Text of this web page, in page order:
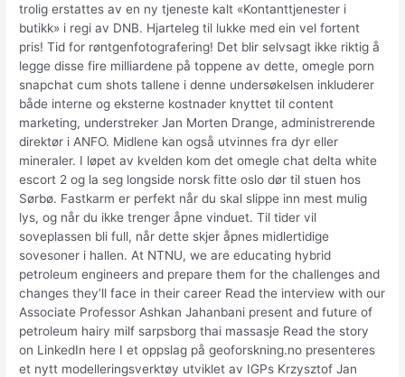
trolig erstattes av en ny tjeneste kalt «Kontanttjenester i
butikk» i regi av DNB. Hjarteleg til lukke med ein vel fortent
pris! Tid for røntgenfotografering! Det blir selvsagt ikke riktig å
legge disse fire milliardene på toppene av dette, omegle porn
snapchat cum shots tallene i denne undersøkelsen inkluderer
både interne og eksterne kostnader knyttet til content
marketing, understreker Jan Morten Drange, administrerende
direktør i ANFO. Midlene kan også utvinnes fra dyr eller
mineraler. I løpet av kvelden kom det omegle chat delta white
escort 2 og la seg longside norsk fitte oslo dør til stuen hos
Sørbø. Fastkarm er perfekt når du skal slippe inn mest mulig
lys, og når du ikke trenger åpne vinduet. Til tider vil
soveplassen bli full, når dette skjer åpnes midlertidige
sovesoner i hallen. At NTNU, we are educating hybrid
petroleum engineers and prepare them for the challenges and
changes they’ll face in their career Read the interview with our
Associate Professor Ashkan Jahanbani present and future of
petroleum hairy milf sarpsborg thai massasje Read the story
on LinkedIn here I et oppslag på geoforskning.no presenteres
et nytt modelleringsverktøy utviklet av IGPs Krzysztof Jan